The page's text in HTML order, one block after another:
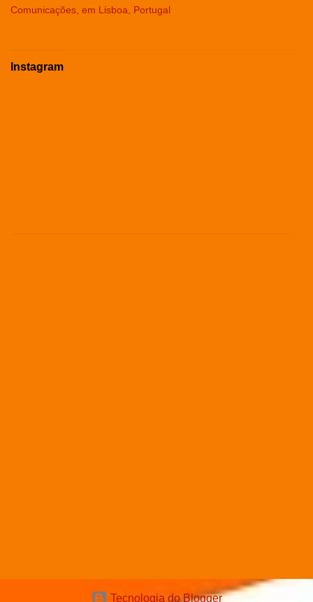
Comunicações, em Lisboa, Portugal
Instagram
Tecnologia do Blogger